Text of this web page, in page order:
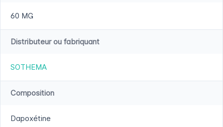
60 MG
Distributeur ou fabriquant
SOTHEMA
Composition
Dapoxétine